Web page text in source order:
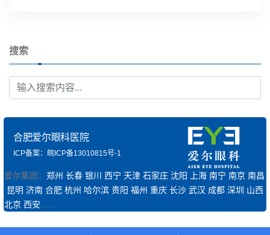
搜索
合肥爱尔眼科医院
ICP备案：皖ICP备13010815号-1
爱尔集团： 郑州 长春 银川 西宁 天津 石家庄 沈阳 上海 南宁 南京 南昌
昆明 济南 合肥 杭州 哈尔滨 贵阳 福州 重庆 长沙 武汉 成都 深圳 山西
北京 西安